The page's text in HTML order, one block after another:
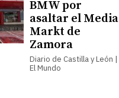
BMW por
asaltar el Media
Markt de
Zamora
Diario de Castilla y León |
El Mundo